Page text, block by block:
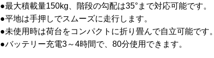
●最大積載量150kg、階段の勾配は35°まで対応可能です。
●平地は手押しでスムーズに走行します。
●未使用時は荷台をコンパクトに折り畳んで自立可能です。
●バッテリー充電3～4時間で、80分使用できます。